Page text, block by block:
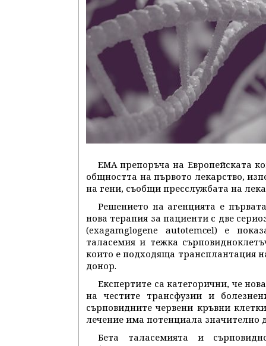
EMA препоръча на Европейската
общността на първото лекарство,
на гени, съобщи пресслужбата на
Решението на агенцията е
нова терапия за пациенти с две
(exagamglogene autotemcel) е
таласемия и тежка
които е подходяща трансплантация
донор.
Експертите са категорични, че
на честите трансфузии и
сърповидните червени кръвни
лечение има потенциала значително
Бета таласемията и